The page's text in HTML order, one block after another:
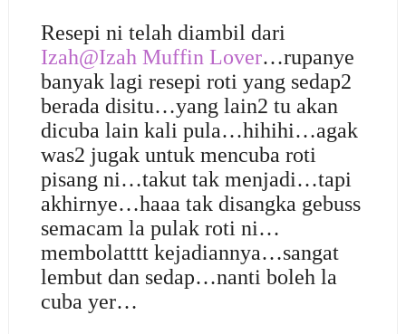
Resepi ni telah diambil dari
Izah@Izah Muffin Lover…rupanye
banyak lagi resepi roti yang sedap2
berada disitu…yang lain2 tu akan
dicuba lain kali pula…hihihi…agak
was2 jugak untuk mencuba roti
pisang ni…takut tak menjadi…tapi
akhirnye…haaa tak disangka gebuss
semacam la pulak roti ni…
membolatttt kejadiannya…sangat
lembut dan sedap…nanti boleh la
cuba yer…